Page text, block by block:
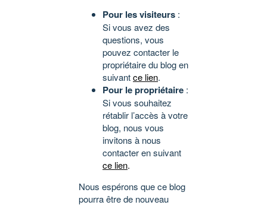
Pour les visiteurs :
Si vous avez des
questions, vous
pouvez contacter le
propriétaire du blog en
suivantce lien.
Pour le propriétaire :
Si vous souhaitez
rétablir l’accès à votre
blog, nous vous
invitons à nous
contacter en suivant
ce lien.
Nous espérons que ce blog
pourra être de nouveau